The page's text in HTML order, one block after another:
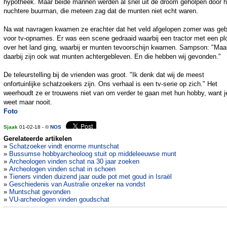
hypotheek. Maar beide mannen werden al snel uit de droom geholpen door
nuchtere buurman, die meteen zag dat de munten niet echt waren.
Na wat navragen kwamen ze erachter dat het veld afgelopen zomer was
voor tv-opnames. Er was een scene gedraaid waarbij een tractor met een
over het land ging, waarbij er munten tevoorschijn kwamen. Sampson:
daarbij zijn ook wat munten achtergebleven. En die hebben wij gevonden."
De teleurstelling bij de vrienden was groot. "Ik denk dat wij de meest
onfortuinlijke schatzoekers zijn. Ons verhaal is een tv-serie op zich." Het
weerhoudt ze er trouwens niet van om verder te gaan met hun hobby, want
weet maar nooit.
Foto
Sjaak 01-02-18 - ©NOS
Gerelateerde artikelen
» Schatzoeker vindt enorme muntschat
» Bussumse hobbyarcheoloog stuit op middeleeuwse munt
» Archeologen vinden schat na 30 jaar zoeken
» Archeologen vinden schat in schoen
» Tieners vinden duizend jaar oude pot met goud in Israël
» Geschiedenis van Australie onzeker na vondst
» Muntschat gevonden
» VU-archeologen vinden goudschat